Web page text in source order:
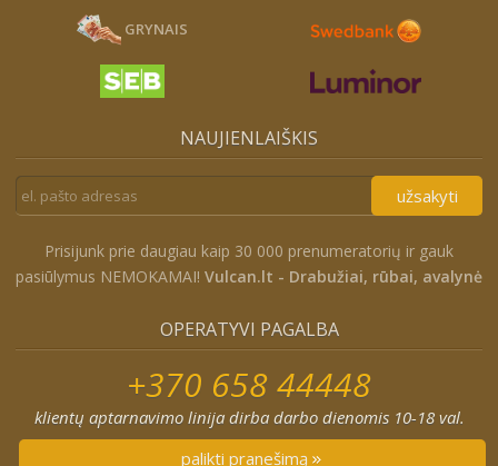
GRYNAIS
NAUJIENLAIŠKIS
užsakyti
Prisijunk prie daugiau kaip 30 000 prenumeratorių ir gauk
pasiūlymus NEMOKAMAI! Vulcan.lt - Drabužiai, rūbai, avalynė
OPERATYVI PAGALBA
+370 658 44448
klientų aptarnavimo linija dirba darbo dienomis 10-18 val.
palikti pranešimą